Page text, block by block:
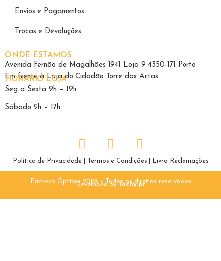
Envios e Pagamentos
Trocas e Devoluções
ONDE ESTAMOS
Avenida Fernão de Magalhães 1941 Loja 9 4350-171 Porto
Em frente à Loja do Cidadão Torre das Antas.
HORÁRIO LOJA
Seg a Sexta 9h – 19h
Sábado 9h – 17h
Política de Privacidade Termos e Condições Livro Reclamações
Pacheco Ópticas 2026 – Todos os direitos reservados
Developed byTechy.pt